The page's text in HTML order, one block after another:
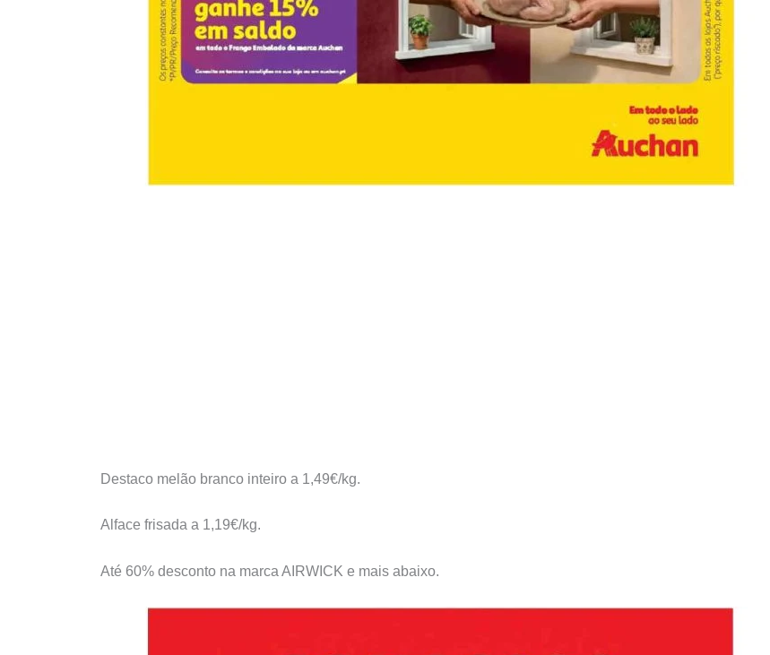
Destaco melão branco inteiro a 1,49€/kg.
Alface frisada a 1,19€/kg.
Até 60% desconto na marca AIRWICK e mais abaixo.